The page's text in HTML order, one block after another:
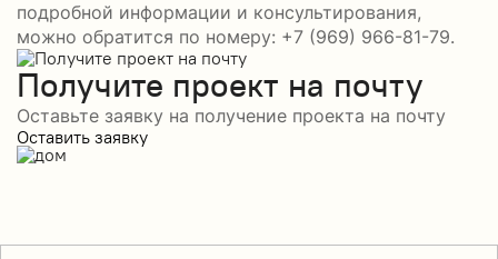
подробной информации и консультирования,
можно обратится по номеру: +7 (969) 966-81-79.
Получите проект на почту
Оставьте заявку на получение проекта на почту
Оставить заявку